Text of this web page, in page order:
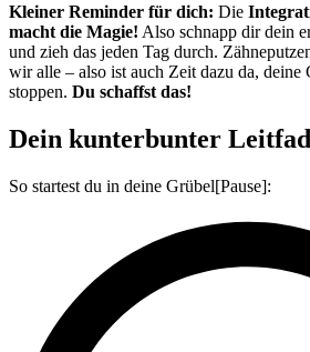
Kleiner Reminder für dich: Die
macht die Magie! Also schnapp dir dein
und zieh das jeden Tag durch.
wir alle – also ist auch Zeit dazu da, deine
stoppen. Du schaffst das!
Dein kunterbunter
So startest du in deine Grübel[Pause]: